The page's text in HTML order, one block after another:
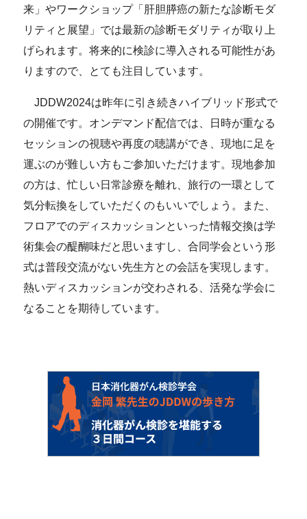
来」やワークショップ「肝胆膵癌の新たな診断モダ
リティと展望」では最新の診断モダリティが取り上
げられます。将来的に検診に導入される可能性があ
りますので、とても注目しています。
JDDW2024は昨年に引き続きハイブリッド形式で
の開催です。オンデマンド配信では、日時が重なる
セッションの視聴や再度の聴講ができ、現地に足を
運ぶのが難しい方もご参加いただけます。現地参加
の方は、忙しい日常診療を離れ、旅行の一環として
気分転換をしていただくのもいいでしょう。また、
フロアでのディスカッションといった情報交換は学
術集会の醍醐味だと思いますし、合同学会という形
式は普段交流がない先生方との会話を実現します。
熱いディスカッションが交わされる、活発な学会に
なることを期待しています。